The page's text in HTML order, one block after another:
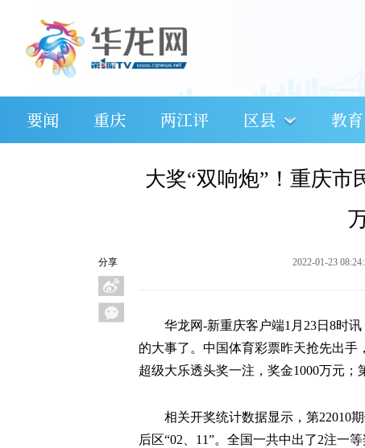
要闻 重庆 两江评 区县 教育
分享
大奖“双响炮”！重庆市
2022-01-23
华龙网-新重庆客户端1月23日8时
的大事了。中国体育彩票昨天抢先出手
超级大乐透头奖一注，奖金1000万元；
相关开奖统计数据显示，第22010
后区“02、11”。全国一共中出了2注一